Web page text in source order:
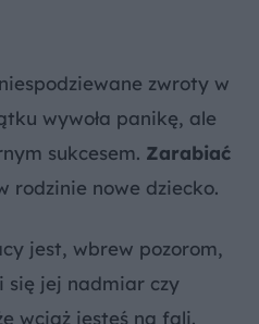
zwroty w
wywoła panikę, ale
sukcesem. Zarabiać
rodzinie nowe dziecko.
jest, wbrew pozorom,
się jej nadmiar czy
wciąż jesteś na fali.